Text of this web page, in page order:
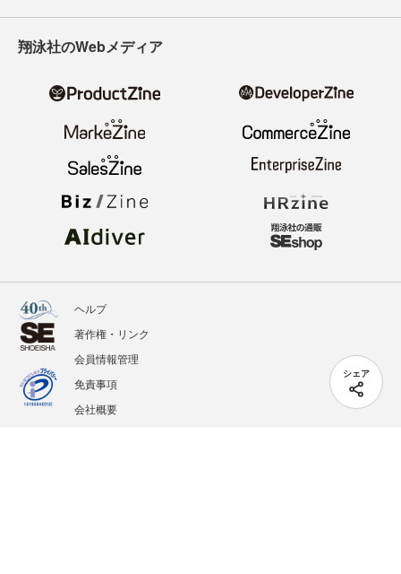
シェア
翔泳社のWebメディア
ヘルプ
著作権・リンク
会員情報管理
免責事項
会社概要